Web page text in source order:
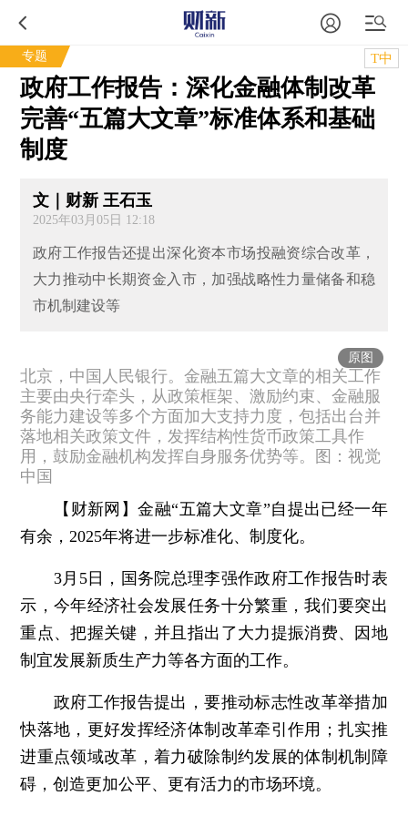
专题 T中
政府工作报告：深化金融体制改革
完善“五篇大文章”标准体系和基础
制度
文｜财新 王石玉
2025年03月05日 12:18
政府工作报告还提出深化资本市场投融资综合改革，
大力推动中长期资金入市，加强战略性力量储备和稳
市机制建设等
原图
北京，中国人民银行。金融五篇大文章的相关工作
主要由央行牵头，从政策框架、激励约束、金融服
务能力建设等多个方面加大支持力度，包括出台并
落地相关政策文件，发挥结构性货币政策工具作
用，鼓励金融机构发挥自身服务优势等。图：视觉
中国
【财新网】金融“五篇大文章”自提出已经一年
有余，2025年将进一步标准化、制度化。
3月5日，国务院总理李强作政府工作报告时表
示，今年经济社会发展任务十分繁重，我们要突出
重点、把握关键，并且指出了大力提振消费、因地
制宜发展新质生产力等各方面的工作。
政府工作报告提出，要推动标志性改革举措加
快落地，更好发挥经济体制改革牵引作用；扎实推
进重点领域改革，着力破除制约发展的体制机制障
碍，创造更加公平、更有活力的市场环境。